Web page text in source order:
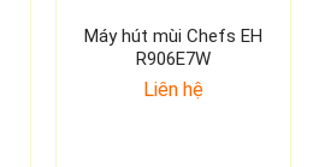
Máy hút mùi Chefs EH
R906E7W
Liên hệ